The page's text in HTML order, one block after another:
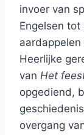
invoer van
Engelsen
Heerlijke
van Het
opgediend,
overgang